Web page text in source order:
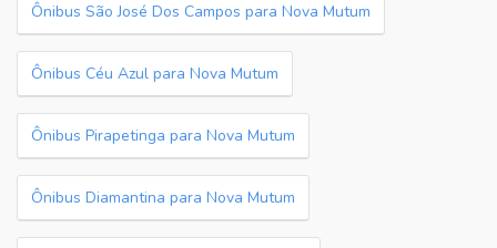
Ônibus São José Dos Campos para Nova Mutum
Ônibus Céu Azul para Nova Mutum
Ônibus Pirapetinga para Nova Mutum
Ônibus Diamantina para Nova Mutum